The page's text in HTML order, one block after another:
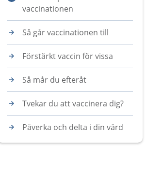
vaccinationen
Så går vaccinationen till
Förstärkt vaccin för vissa
Så mår du efteråt
Tvekar du att vaccinera dig?
Påverka och delta i din vård